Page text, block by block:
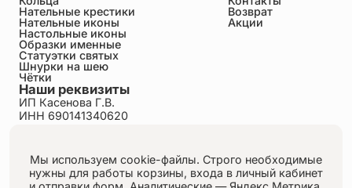
Нательные крестики
Нательные иконы
Настольные иконы
Образки именные
Статуэтки святых
Шнурки на шею
Чётки
Возврат
Акции
Наши реквизиты
ИП Касенова Г.В.
ИНН 690141340620
Пользовательское соглашение
Публичная оферта
Согласие на обработку персональных данных
Мы используем cookie-файлы. Строго необходимые
нужны для работы корзины, входа в личный кабинет